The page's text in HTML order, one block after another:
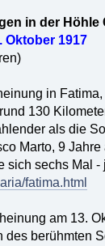
in der Höhle
Oktober 1917
in Fatima,
130
als die
Marto, 9
sich sechs Mal
fatima.html
am 13.
des berühmten